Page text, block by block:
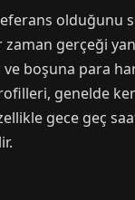
olduğunu
gerçeği
boşuna para
genelde
gece geç